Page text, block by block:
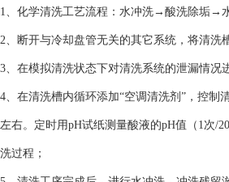
1、化学清洗工艺流程：水冲洗→酸洗除垢→
2、断开与冷却盘管无关的其它系统，将清
3、在模拟清洗状态下对清洗系统的泄漏情
4、在清洗槽内循环添加“空调清洗剂”，控
左右。定时用pH试纸测量酸液的pH值（1次/
洗过程；